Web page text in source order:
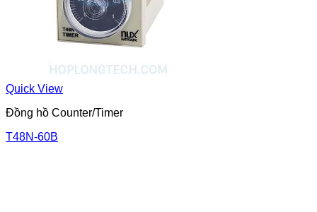
Quick View
Đồng hồ Counter/Timer
T48N-60B